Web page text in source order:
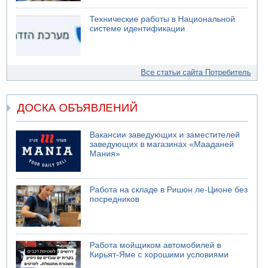
Технические работы в Национальной
системе идентификации
Все статьи сайта Потребитель
ДОСКА ОБЪЯВЛЕНИЙ
Вакансии заведующих и заместителей
заведующих в магазинах «Мааданей
Мания»
Работа на складе в Ришон ле-Ционе без
посредников
Работа мойщиком автомобилей в
Кирьят-Яме с хорошими условиями